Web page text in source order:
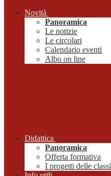
Novità
Panoramica
Le notizie
Le circolari
Calendario eventi
Albo on line
Didattica
Panoramica
Offerta formativa
I progetti delle classi